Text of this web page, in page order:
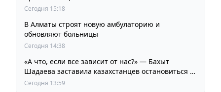
Your Style
Сегодня 15:18
В Алматы строят новую амбулаторию и
обновляют больницы
Сегодня 14:38
«А что, если все зависит от нас?» — Бахыт
Шадаева заставила казахстанцев остановиться и
задуматься
Сегодня 13:59